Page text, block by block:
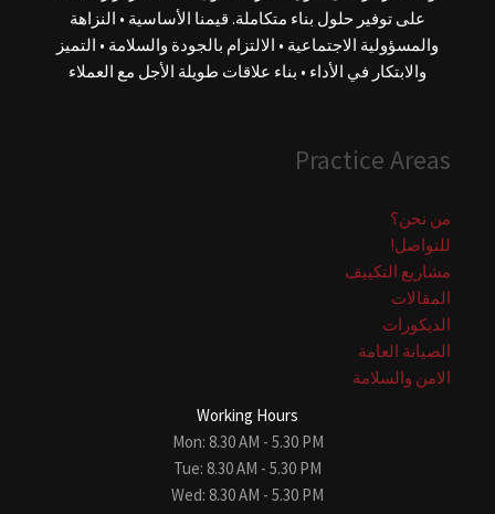
على توفير حلول بناء متكاملة. قيمنا الأساسية • النزاهة
والمسؤولية الاجتماعية • الالتزام بالجودة والسلامة • التميز
والابتكار في الأداء • بناء علاقات طويلة الأجل مع العملاء
Practice Areas
من نحن؟
للتواصل!
مشاريع التكييف
المقالات
الديكورات
الصيانة العامة
الامن والسلامة
Working Hours
Mon: 8.30 AM - 5.30 PM
Tue: 8.30 AM - 5.30 PM
Wed: 8.30 AM - 5.30 PM